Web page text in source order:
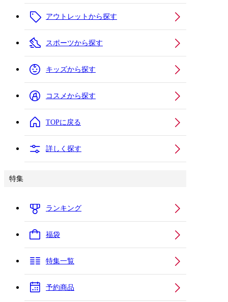
アウトレットから探す
スポーツから探す
キッズから探す
コスメから探す
TOPに戻る
詳しく探す
特集
ランキング
福袋
特集一覧
予約商品